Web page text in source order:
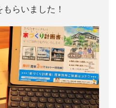
らいました！